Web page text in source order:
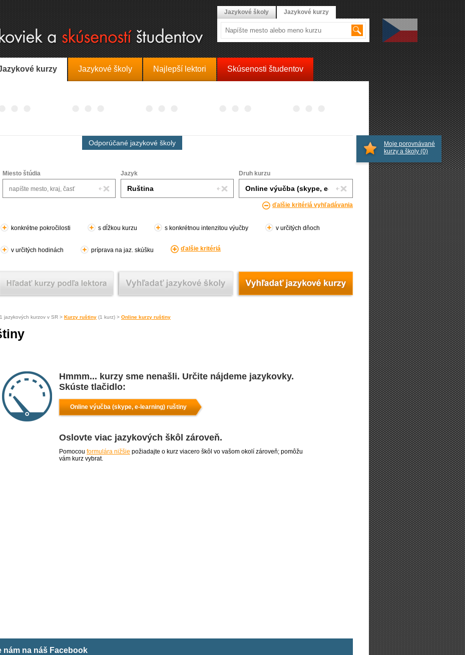
kurzy Jazykové školy Najlepší lektori Skúsenosti študentov
Odporúčané jazykové školy
Miesto štúdia Jazyk Druh kurzu
ďalšie kritériá vyhľadávania
konkrétne pokročilosti s dĺžkou kurzu s konkrétnou intenzitou výučby v určitých dňoch
v určitých hodinách príprava na jaz. skúšku ďalšie kritériá
jazykových kurzov v SR > Kurzy ruštiny (1 kurz) > Online kurzy ruštiny
Hmmm... kurzy sme nenašli. Určite nájdeme jazykovky.
Skúste tlačidlo:
Online výučba (skype, e-learning) ruštiny
Oslovte viac jazykových škôl zároveň.
Pomocou formulára nižšie požiadajte o kurz viacero škôl vo vašom okolí zároveň; pomôžu
vám kurz vybrat.
nám na náš Facebook
Moje porovnávané
kurzy a školy (0)
Jazykové školy Jazykové kurzy